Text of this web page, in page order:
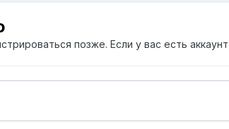
позже. Если у вас есть аккаунт,